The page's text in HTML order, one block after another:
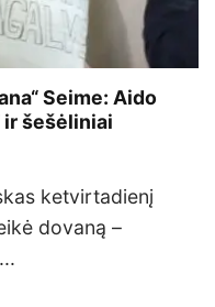
Seime: Aido
ir šešėliniai
ketvirtadienį
dovaną –